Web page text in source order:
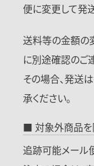
便に変更して発
送料等の金額の
に別途確認のご
その場合、発送
承ください。
■ 対象外商品を
追跡可能メール